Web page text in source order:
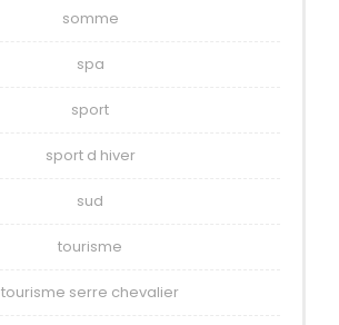
somme
spa
sport
sport d hiver
sud
tourisme
tourisme serre chevalier